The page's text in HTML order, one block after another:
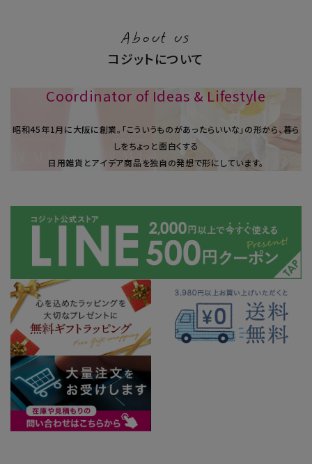
About us
コジットについて
Coordinator of Ideas & Lifestyle
昭和45年1⽉に大阪に創業。「こういうものがあったらいいな」の形から、暮ら
しをちょっと面白くする
日用雑貨とアイデア商品を独自の発想で形にしています。